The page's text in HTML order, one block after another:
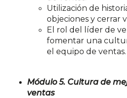
Utilización de
objeciones y cerrar
El rol del líder de
fomentar una
el equipo de ventas.
Módulo 5. Cultura de
ventas